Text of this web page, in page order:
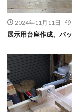
2024年11月11日
展示用台座作成、バ